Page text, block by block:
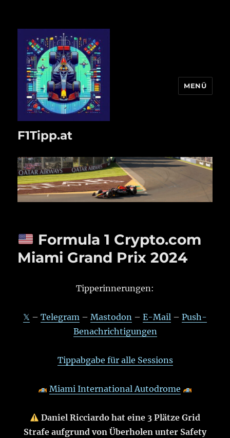
F1Tipp.at
MENÜ
Formula 1 Crypto.com
Miami Grand Prix 2024
Tipperinnerungen:
𝕏 – Telegram – Mastodon – E-Mail – Push-
Benachrichtigungen
Tippabgabe für alle Sessions
Miami International Autodrome
Daniel Ricciardo hat eine 3 Plätze Grid
Strafe aufgrund von Überholen unter Safety